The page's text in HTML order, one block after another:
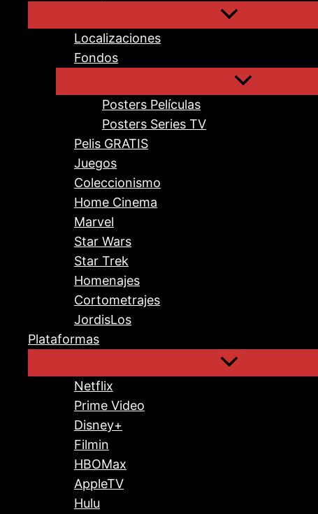
Localizaciones
Fondos
Posters Películas
Posters Series TV
Pelis GRATIS
Juegos
Coleccionismo
Home Cinema
Marvel
Star Wars
Star Trek
Homenajes
Cortometrajes
JordisLos
Plataformas
Netflix
Prime Video
Disney+
Filmin
HBOMax
AppleTV
Hulu